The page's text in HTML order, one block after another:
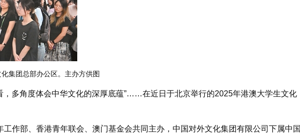
集团总部办公区。主办方供图
多角度体会中华文化的深厚底蕴”……在近日于北京举行的2025年港澳大学生文化
部、香港青年联会、澳门基金会共同主办，中国对外文化集团有限公司下属中